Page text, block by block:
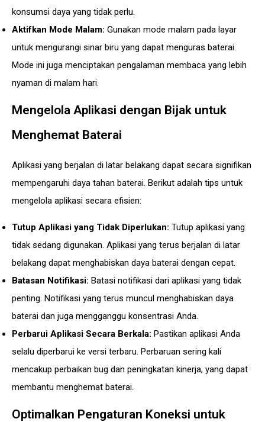
konsumsi daya yang tidak perlu.
Aktifkan Mode Malam: Gunakan mode malam pada layar
untuk mengurangi sinar biru yang dapat menguras baterai.
Mode ini juga menciptakan pengalaman membaca yang lebih
nyaman di malam hari.
Mengelola Aplikasi dengan Bijak untuk
Menghemat Baterai
Aplikasi yang berjalan di latar belakang dapat secara signifikan
mempengaruhi daya tahan baterai. Berikut adalah tips untuk
mengelola aplikasi secara efisien:
Tutup Aplikasi yang Tidak Diperlukan: Tutup aplikasi yang
tidak sedang digunakan. Aplikasi yang terus berjalan di latar
belakang dapat menghabiskan daya baterai dengan cepat.
Batasan Notifikasi: Batasi notifikasi dari aplikasi yang tidak
penting. Notifikasi yang terus muncul menghabiskan daya
baterai dan juga mengganggu konsentrasi Anda.
Perbarui Aplikasi Secara Berkala: Pastikan aplikasi Anda
selalu diperbarui ke versi terbaru. Perbaruan sering kali
mencakup perbaikan bug dan peningkatan kinerja, yang dapat
membantu menghemat baterai.
Optimalkan Pengaturan Koneksi untuk